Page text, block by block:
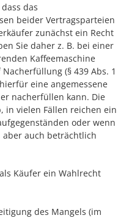
das
beider Vertragsparteien
zunächst ein Recht
Sie daher z. B. bei einer
Kaffeemaschine
(§ 439 Abs. 1
eine angemessene
nacherfüllen kann. Die
in vielen Fällen reichen ein
oder wenn
auch beträchtlich
Käufer ein Wahlrecht
des Mangels (im